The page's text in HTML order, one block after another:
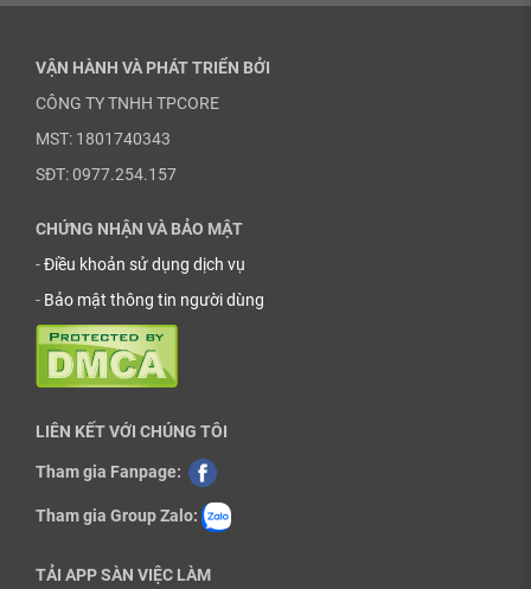
VẬN HÀNH VÀ PHÁT TRIỂN BỞI
CÔNG TY TNHH TPCORE
MST: 1801740343
SĐT: 0977.254.157
CHỨNG NHẬN VÀ BẢO MẬT
-Điều khoản sử dụng dịch vụ
- Bảo mật thông tin người dùng
LIÊN KẾT VỚI CHÚNG TÔI
Tham gia Fanpage:
Tham gia Group Zalo:
TẢI APP SÀN VIỆC LÀM